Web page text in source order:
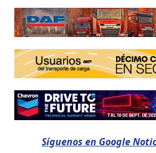
Síguenos en Google